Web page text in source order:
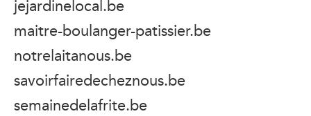
jejardinelocal.be
maitre-boulanger-patissier.be
notrelaitanous.be
savoirfairedecheznous.be
semainedelafrite.be